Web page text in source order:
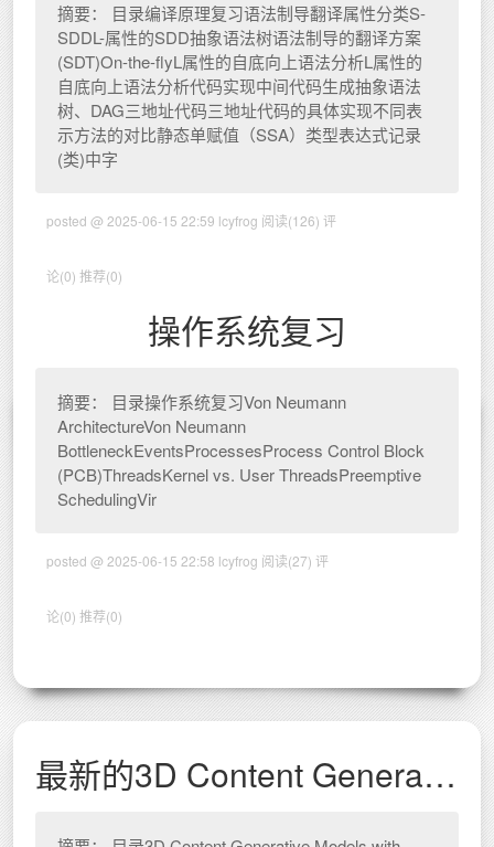
摘要： 目录编译原理复习语法制导翻译属性分类S-
SDDL-属性的SDD抽象语法树语法制导的翻译方案
(SDT)On-the-flyL属性的自底向上语法分析L属性的
自底向上语法分析代码实现中间代码生成抽象语法
树、DAG三地址代码三地址代码的具体实现不同表
示方法的对比静态单赋值（SSA）类型表达式记录
(类)中字
posted @ 2025-06-15 22:59 lcyfrog 阅读(126) 评
论(0) 推荐(0)
操作系统复习
摘要： 目录操作系统复习Von Neumann
ArchitectureVon Neumann
BottleneckEventsProcessesProcess Control Block
(PCB)ThreadsKernel vs. User ThreadsPreemptive
SchedulingVir
posted @ 2025-06-15 22:58 lcyfrog 阅读(27) 评
论(0) 推荐(0)
最新的3D Content Generative Models (2025.5)